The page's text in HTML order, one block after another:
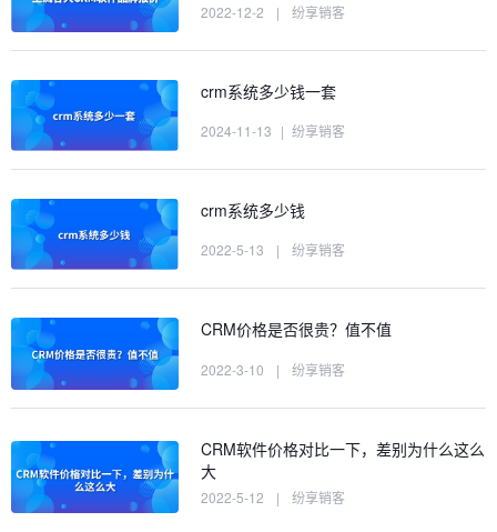
2022-12-2 | 纷享销客
crm系统多少钱一套
2024-11-13 | 纷享销客
crm系统多少钱
2022-5-13 | 纷享销客
CRM价格是否很贵？值不值
2022-3-10 | 纷享销客
CRM软件价格对比一下，差别为什么这么
大
2022-5-12 | 纷享销客